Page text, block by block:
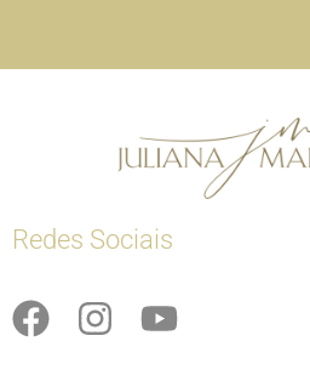
Redes Sociais
F
I
Y